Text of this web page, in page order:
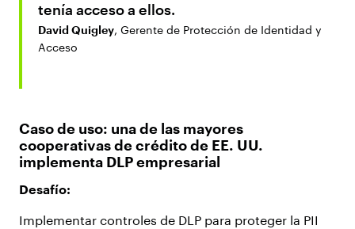
tenía acceso a ellos.
David Quigley, Gerente de Protección de Identidad y
Acceso
Caso de uso: una de las mayores
cooperativas de crédito de EE. UU.
implementa DLP empresarial
Desafío:
Implementar controles de DLP para proteger la PII